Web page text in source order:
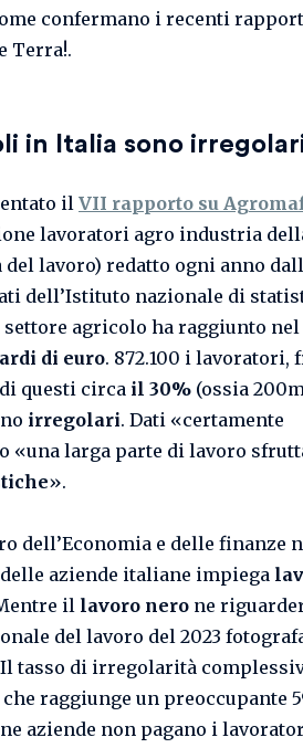
confermano i recenti
Terra!.
in Italia sono
il VII rapporto su
lavoratori agro industria
lavoro) redatto ogni anno
dell’Istituto nazionale di
agricolo ha raggiunto nel
di euro. 872.100 i lavoratori,
questi circa il 30% (ossia
irregolari. Dati «certamente
«una larga parte di lavoro
».
dell’Economia e delle finanze
aziende italiane impiega
il lavoro nero ne
del lavoro del 2023
tasso di irregolarità
raggiunge un preoccupante
aziende non pagano i